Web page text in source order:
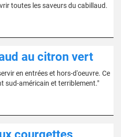
toutes les saveurs du cabillaud.
au citron vert
en entrées et hors-d'oeuvre. Ce
sud-américain et terriblement."